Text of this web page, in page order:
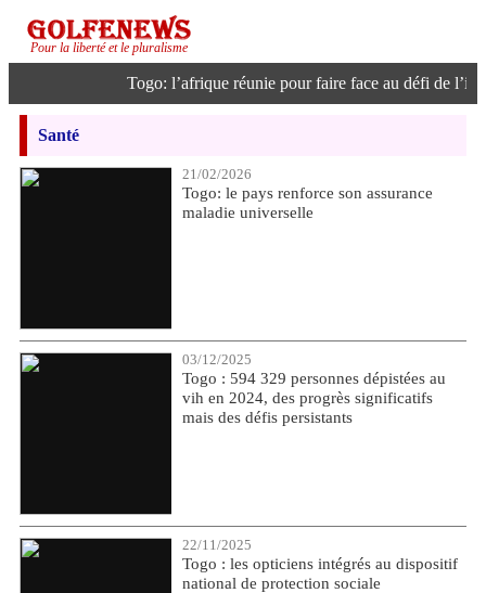
Pour la liberté et le pluralisme
Togo: l’afrique réunie pour faire face au défi de
Santé
21/02/2026
Togo: le pays renforce son assurance
maladie universelle
03/12/2025
Togo : 594 329 personnes dépistées au
vih en 2024, des progrès significatifs
mais des défis persistants
22/11/2025
Togo : les opticiens intégrés au dispositif
national de protection sociale